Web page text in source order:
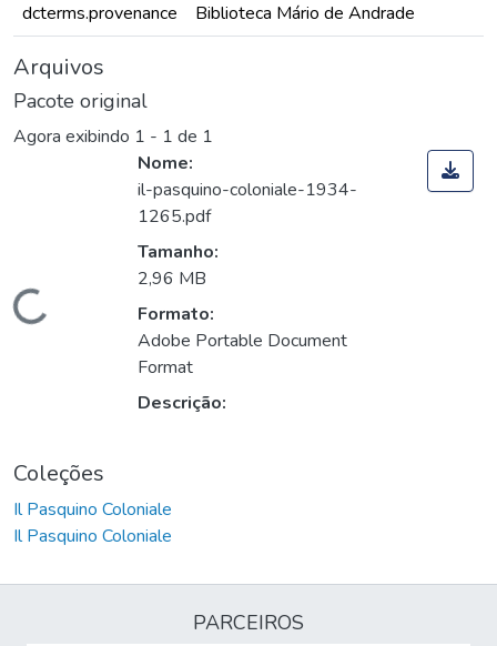
dcterms.provenance
Biblioteca Mário de Andrade
Arquivos
Pacote original
Agora exibindo 1 - 1 de 1
Carregando...
Nome:
il-pasquino-coloniale-1934-
1265.pdf
Tamanho:
2,96 MB
Formato:
Adobe Portable Document
Format
Descrição:
Coleções
Il Pasquino Coloniale
Il Pasquino Coloniale
PARCEIROS